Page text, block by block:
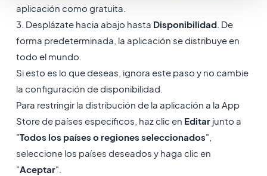
aplicación como gratuita.
3. Desplázate hacia abajo hasta Disponibilidad. De
forma predeterminada, la aplicación se distribuye en
todo el mundo.
Si esto es lo que deseas, ignora este paso y no cambie
la configuración de disponibilidad.
Para restringir la distribución de la aplicación a la App
Store de países específicos, haz clic en Editarjunto a
"Todos los países o regiones seleccionados",
seleccione los países deseados y haga clic en
"Aceptar".